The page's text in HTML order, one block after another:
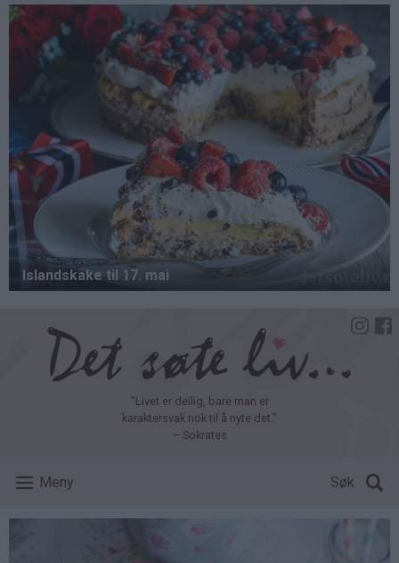
Hopp
hovedinnhold
"Livet er deilig, bare man er
karaktersvak nok til å nyte det."
– Sokrates
Meny Søk